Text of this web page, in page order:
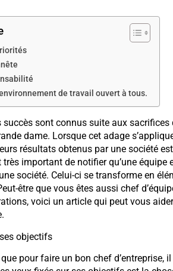
de travail ouvert à tous.
succès sont connus suite aux
dame. Lorsque cet adage
résultats obtenus par une société
très important de notifier qu’une
société. Celui-ci se transforme en
être que vous êtes aussi chef
voici un article qui peut vous
fixés sur ses objectifs
que pour faire un bon chef